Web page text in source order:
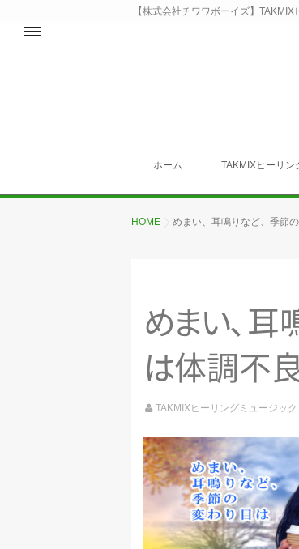
【株式会社チワワボーイズ】
ホーム TAKMIXヒーリン
HOME めまい、耳鳴りなど、季節
めまい、 耳
は体調不
TAKMIXヒーリングミュージック